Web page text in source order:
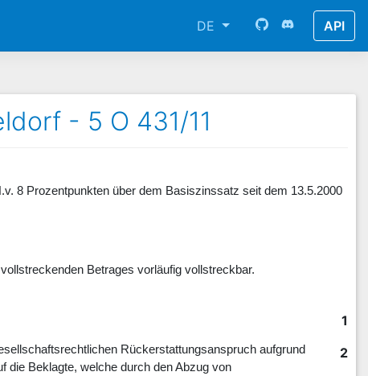
DE API
- 5 O 431/11
über dem Basiszinssatz seit dem 13.5.2000
Betrages vorläufig vollstreckbar.
1
2
Rückerstattungsanspruch aufgrund
die Beklagte, welche durch den Abzug von